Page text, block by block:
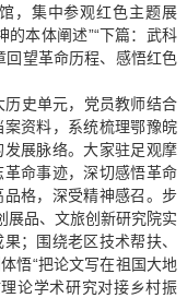
，集中参观红色主题展
的本体阐述”“下篇：武科
回望革命历程、感悟红色
历史单元，党员教师结合
资料，系统梳理鄂豫皖
展脉络。大家驻足观摩
命事迹，深切感悟革命
格，深受精神感召。步
展品、文旅创新研究院实
；围绕老区技术帮扶、
悟“把论文写在祖国大地
论学术研究对接乡村振